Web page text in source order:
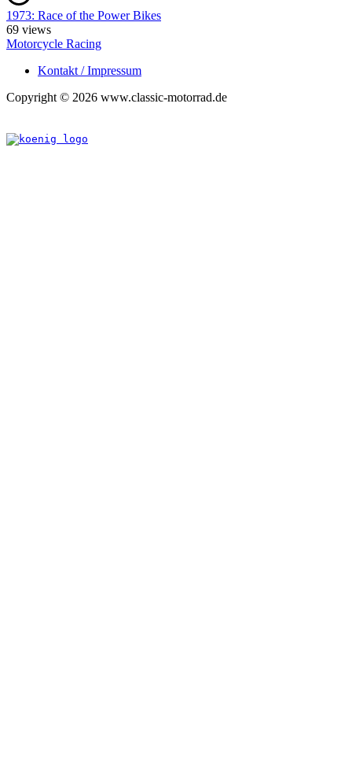
1973: Race of the Power Bikes
69 views
Motorcycle Racing
Kontakt / Impressum
Copyright © 2026 www.classic-motorrad.de